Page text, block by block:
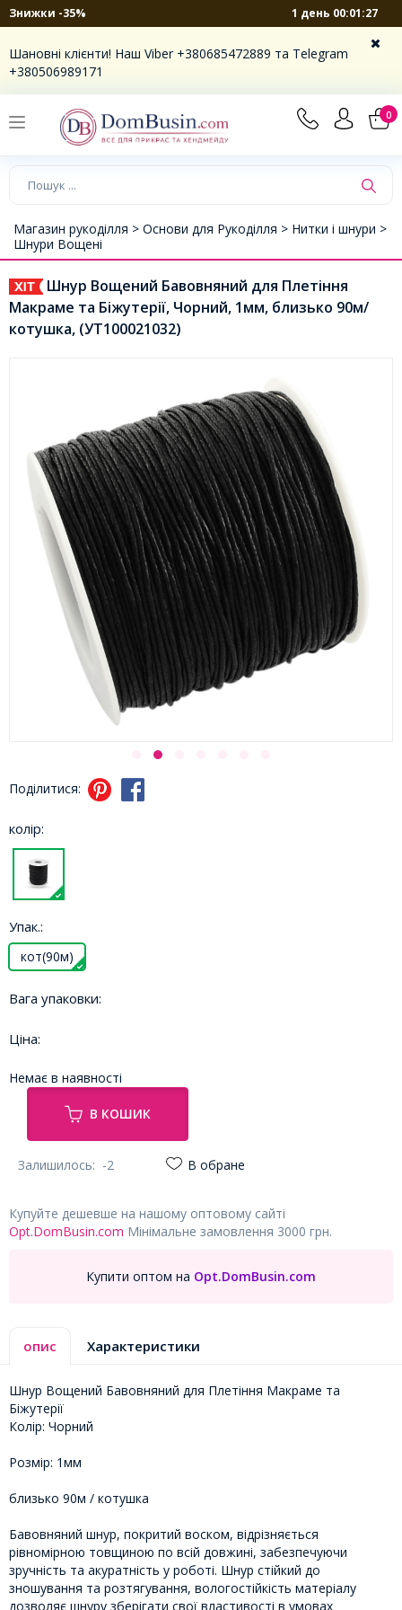
Знижки -35% 1 день 00:01:27
Шановні клієнти! Наш Viber +380685472889 та Telegram
+380506989171
0
Магазин рукоділля > Основи для Рукоділля > Нитки і шнури >
Шнури Вощені
Шнур Вощений Бавовняний для Плетіння
Макраме та Біжутерії, Чорний, 1мм, близько 90м/
котушка, (УТ100021032)
Поділитися:
колір:
Упак.:
кот(90м)
Вага упаковки:
Ціна:
Немає в наявності
В КОШИК
Залишилось: -2 В обране
Купуйте дешевше на нашому оптовому сайті
Opt.DomBusin.com Мінімальне замовлення 3000 грн.
Купити оптом на Opt.DomBusin.com
опис Характеристики
Шнур Вощений Бавовняний для Плетіння Макраме та
Біжутерії
Колір: Чорний
Розмір: 1мм
близько 90м / котушка
Бавовняний шнур, покритий воском, відрізняється
рівномірною товщиною по всій довжині, забезпечуючи
зручність та акуратність у роботі. Шнур стійкий до
зношування та розтягування, вологостійкість матеріалу
дозволяє шнуру зберігати свої властивості в умовах